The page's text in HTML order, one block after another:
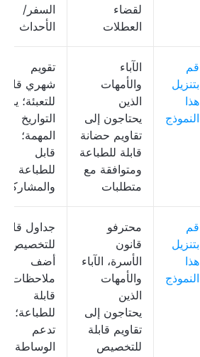
لقضاء
العطلات
السفر/
الأحداث
قم
بتنزيل
هذا
النموذج
الآباء
والأمهات
الذين
يحتاجون إلى
تقاويم حضانة
قابلة للطباعة
ومتوافقة مع
متطلبات
تقويم
شهري قابل
للتعبئة؛ يبرز
التواريخ
المهمة؛
قابل
للطباعة
والمشاركة
قم
بتنزيل
هذا
النموذج
محترفو
قانون
الأسرة، الآباء
والأمهات
الذين
يحتاجون إلى
تقاويم قابلة
للتخصيص
جداول قابلة
للتخصيص؛
أضف
ملاحظات؛
قابلة
للطباعة؛
تدعم
الوساطة